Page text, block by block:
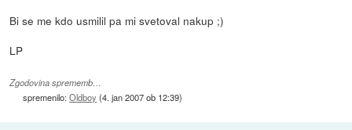
Bi se me kdo usmilil pa mi svetoval nakup ;)
LP
Zgodovina sprememb…
spremenilo:Oldboy (4. jan 2007 ob 12:39)